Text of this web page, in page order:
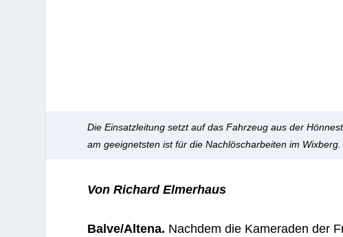
Die Einsatzleitung setzt auf das Fahrzeug aus der
am geeignetsten ist für die Nachlöscharbeiten im Wixberg.
Von Richard Elmerhaus
Balve/Altena. Nachdem die Kameraden der